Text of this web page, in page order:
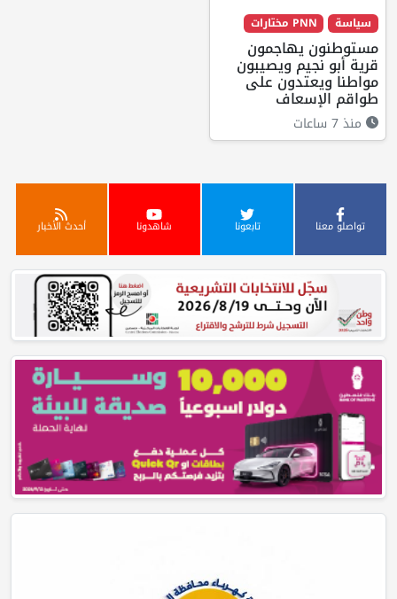
سياسة PNN مختارات
مستوطنون يهاجمون
قرية أبو نجيم ويصيبون
مواطنا ويعتدون على
طواقم الإسعاف
منذ 7 ساعات
تواصلو معنا تابعونا شاهدونا أحدث الأخبار